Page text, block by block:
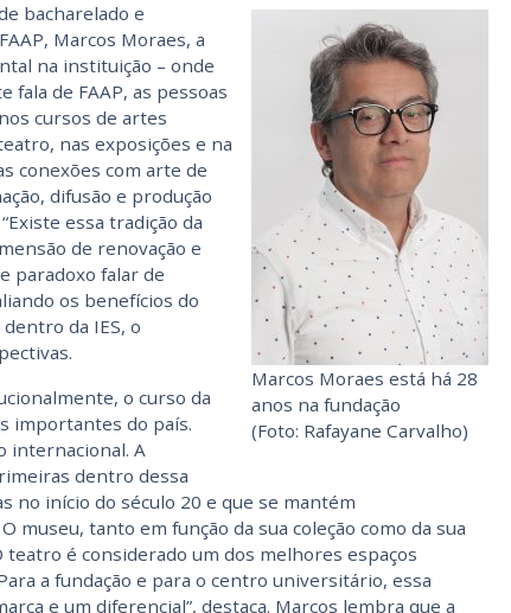
Marcos Moraes está há 28
anos na fundação
(Foto: Rafayane Carvalho)
bacharelado e
Marcos Moraes, a
na instituição – onde
fala de FAAP, as pessoas
cursos de artes
nas exposições e na
conexões com arte de
difusão e produção
essa tradição da
de renovação e
paradoxo falar de
os benefícios do
da IES, o
o curso da
importantes do país.
internacional. A
dentro dessa
no início do século 20 e que se mantém
museu, tanto em função da sua coleção como da sua
teatro é considerado um dos melhores espaços
a fundação e para o centro universitário, essa
e um diferencial”, destaca. Marcos lembra que a